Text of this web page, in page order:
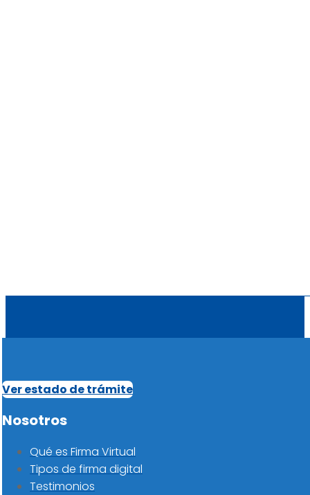
Ver estado de trámite
Nosotros
Qué es Firma Virtual
Tipos de firma digital
Testimonios